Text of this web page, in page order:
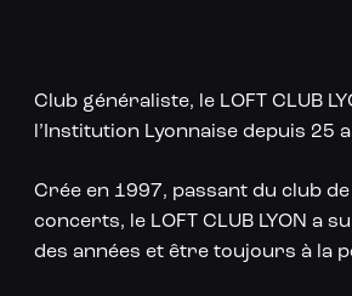
Club généraliste, le LOFT CLUB
l’Institution Lyonnaise depuis 25
Crée en 1997, passant du club
concerts, le LOFT CLUB LYON a
des années et être toujours à la